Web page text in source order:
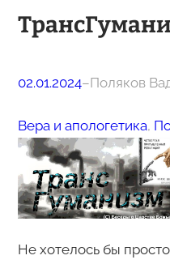
02.01.2024–Поляков
Вера и апологетика,
Не хотелось бы